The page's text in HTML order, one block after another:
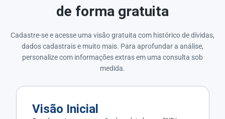
de forma gratuita
Cadastre-se e acesse uma visão gratuita com histórico de dívidas,
dados cadastrais e muito mais. Para aprofundar a análise,
personalize com informações extras em uma consulta sob
medida.
Visão Inicial